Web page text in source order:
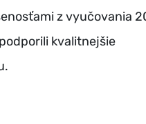
z vyučovania
kvalitnejšie